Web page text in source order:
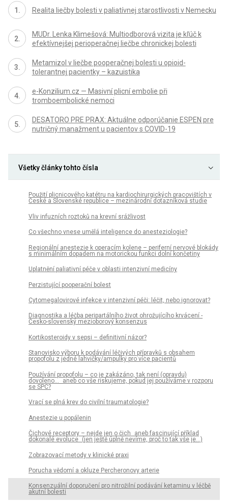
Realita liečby bolesti v paliatívnej starostlivosti v Nemecku
MUDr. Lenka Klimešová: Multiodborová vizita je kľúč k
efektívnejšej perioperačnej liečbe chronickej bolesti
Metamizol v liečbe pooperačnej bolesti u opioid-
tolerantnej pacientky – kazuistika
e-Konzilium.cz — Masivní plicní embolie při
tromboembolické nemoci
DESATORO PRE PRAX: Aktuálne odporúčanie ESPEN pre
nutričný manažment u pacientov s COVID-19
Všetky články tohto čísla
Použití plicnicového katétru na kardiochirurgických pracovištích v
České a Slovenské republice – mezinárodní dotazníková studie
Vliv infuzních roztoků na krevní srážlivost
Co všechno vnese umělá inteligence do anesteziologie?
Regionální anestezie k operacím kolene – periferní nervové blokády
s minimálním dopadem na motorickou funkci dolní končetiny
Uplatnění paliativní péče v oblasti intenzivní medicíny
Perzistující pooperační bolest
Cytomegalovirové infekce v intenzivní péči: léčit, nebo ignorovat?
Diagnostika a léčba peripartálního život ohrožujícího krvácení -
Česko-slovenský mezioborový konsenzus
Kortikosteroidy v sepsi – definitivní názor?
Stanovisko výboru k podávání léčivých přípravků s obsahem
propofolu z jedné lahvičky/ampulky pro více pacientů
Používání propofolu – co je zakázáno, tak není (opravdu)
dovoleno... aneb co vše riskujeme, pokud jej používáme v rozporu
se SPC?
Vrací se plná krev do civilní traumatologie?
Anestezie u popálenin
Čichové receptory – nejde jen o čich aneb fascinující příklad
dokonalé evoluce (jen ještě úplně nevíme, proč to tak vše je…)
Zobrazovací metody v klinické praxi
Porucha vědomí a okluze Percheronovy arterie
Konsenzuální doporučení pro nitrožilní podávání ketaminu v léčbě
akutní bolesti